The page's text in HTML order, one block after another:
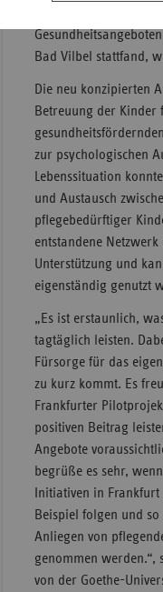
Bad Vilbel stattfand,
Die neu konzipierten
Betreuung der Kinder
zur psychologischen
Lebenssituation
und Austausch
pflegebedürftiger
entstandene
Unterstützung und
eigenständig genutzt
„Es ist erstaunlich,
tagtäglich leisten.
Fürsorge für das
zu kurz kommt. Es
Frankfurter
positiven Beitrag
Angebote
begrüße es sehr,
Initiativen in
Beispiel folgen und
Anliegen von
genommen werden.“,
von der Goethe-